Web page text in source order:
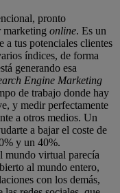
pronto
marketing online. Es un
a tus potenciales clientes
índices, de forma
generando esa
Engine Marketing
de trabajo donde hay
y medir perfectamente
a otros medios. Un
a bajar el coste de
y un 40%.
mundo virtual parecía
al mundo entero,
con los demás,